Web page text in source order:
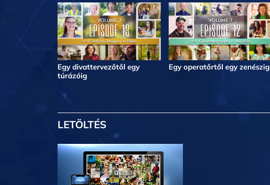
Egy divattervezőtől egy
túrázóig
Egy operatőrtől egy zenészig
LETÖLTÉS